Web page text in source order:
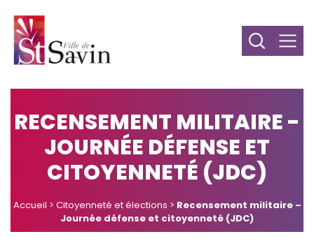
RECENSEMENT MILITAIRE -
JOURNÉE DÉFENSE ET
CITOYENNETÉ (JDC)
Accueil > Citoyenneté et élections > Recensement militaire –
Journée défense et citoyenneté (JDC)